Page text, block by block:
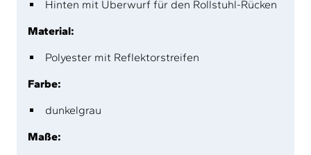
Hinten mit Überwurf für den Rollstuhl-Rücken
Material:
Polyester mit Reflektorstreifen
Farbe:
dunkelgrau
Maße: